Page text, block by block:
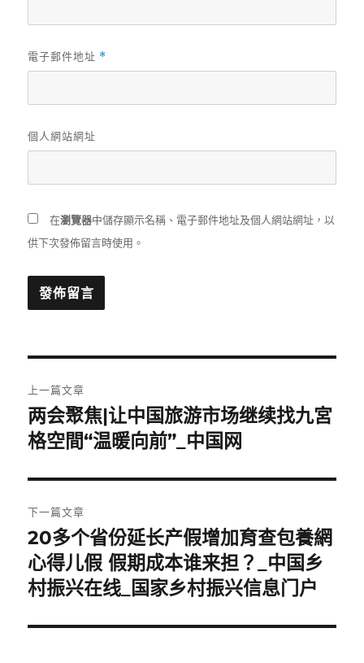
電子郵件地址 *
個人網站網址
在瀏覽器中儲存顯示名稱、電子郵件地址及個人網站網址，以
供下次發佈留言時使用。
章
導
覽
上一篇文章
上
一
文
章:
两会聚焦|让中国旅游市场继续找九宮
格空間“温暖向前”_中国网
下一篇文章
下
一
篇
章:
20多个省份延长产假增加育查包養網
心得儿假 假期成本谁来担？_中国乡
村振兴在线_国家乡村振兴信息门户